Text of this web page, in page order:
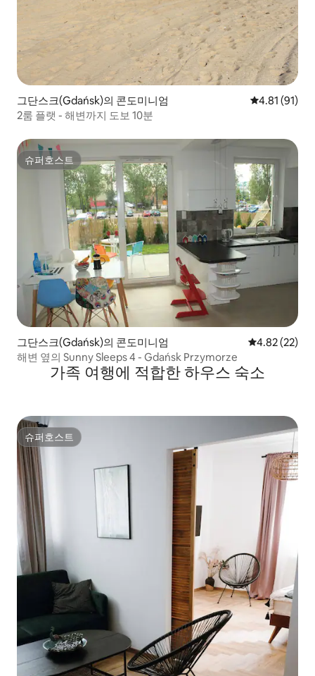
그단스크(Gdańsk)의 콘도미니엄 평점 4.81점
4.81 (91)
2룸 플랫 - 해변까지 도보 10분
슈퍼호스트
슈퍼호스트
그단스크(Gdańsk)의 콘도미니엄 평점 4.82점(5
4.82 (22)
해변 옆의 Sunny Sleeps 4 - Gdańsk Przymorze
가족 여행에 적합한 하우스 숙소
슈퍼호스트
슈퍼호스트